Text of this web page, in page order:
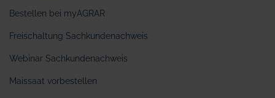
Bestellen bei myAGRAR
Freischaltung Sachkundenachweis
Webinar Sachkundenachweis
Maissaat vorbestellen